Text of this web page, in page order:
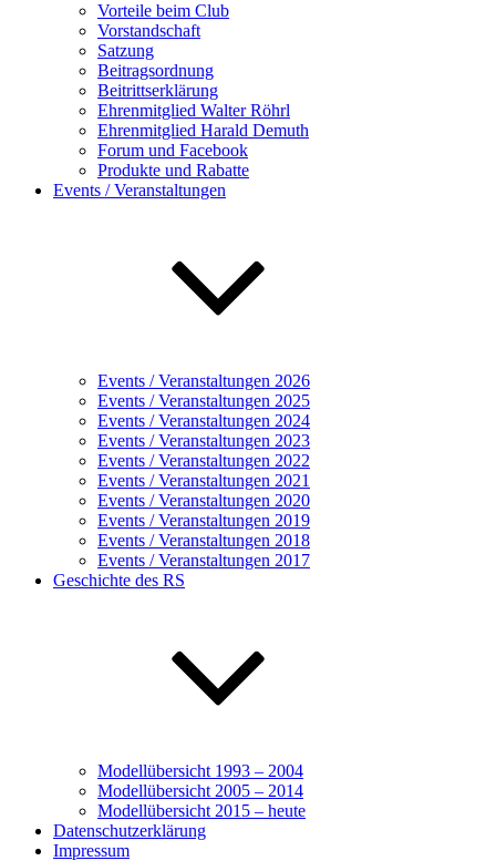
Vorteile beim Club
Vorstandschaft
Satzung
Beitragsordnung
Beitrittserklärung
Ehrenmitglied Walter Röhrl
Ehrenmitglied Harald Demuth
Forum und Facebook
Produkte und Rabatte
Events / Veranstaltungen
Events / Veranstaltungen 2026
Events / Veranstaltungen 2025
Events / Veranstaltungen 2024
Events / Veranstaltungen 2023
Events / Veranstaltungen 2022
Events / Veranstaltungen 2021
Events / Veranstaltungen 2020
Events / Veranstaltungen 2019
Events / Veranstaltungen 2018
Events / Veranstaltungen 2017
Geschichte des RS
Modellübersicht 1993 – 2004
Modellübersicht 2005 – 2014
Modellübersicht 2015 – heute
Datenschutzerklärung
Impressum